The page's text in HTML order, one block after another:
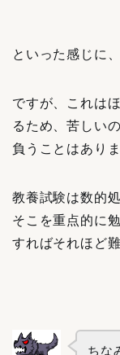
といった感じに
ですが、これは
るため、苦しい
負うことはありま
教養試験は数的
そこを重点的に
すればそれほど
ちな